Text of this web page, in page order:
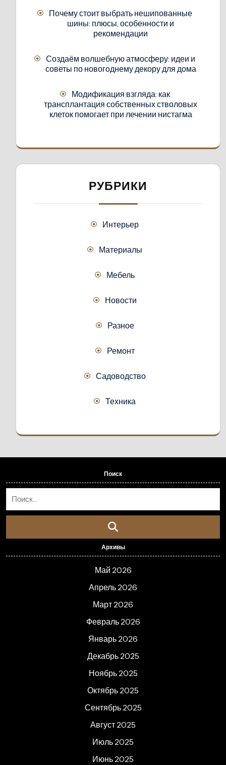
Почему стоит выбрать нешипованные
шины: плюсы, особенности и
рекомендации
Создаём волшебную атмосферу: идеи и
советы по новогоднему декору для дома
Модификация взгляда: как
трансплантация собственных стволовых
клеток помогает при лечении нистагма
РУБРИКИ
Интерьер
Материалы
Мебель
Новости
Разное
Ремонт
Садоводство
Техника
Поиск
Архивы
Май 2026
Апрель 2026
Март 2026
Февраль 2026
Январь 2026
Декабрь 2025
Ноябрь 2025
Октябрь 2025
Сентябрь 2025
Август 2025
Июль 2025
Июнь 2025